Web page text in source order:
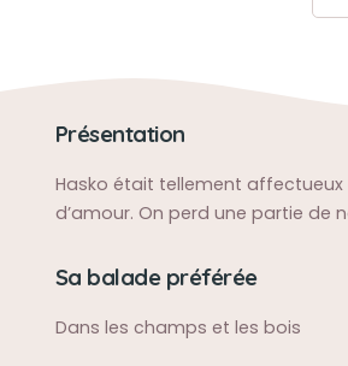
Présentation
Hasko était tellement affectueux
d’amour. On perd une partie de
Sa balade préférée
Dans les champs et les bois